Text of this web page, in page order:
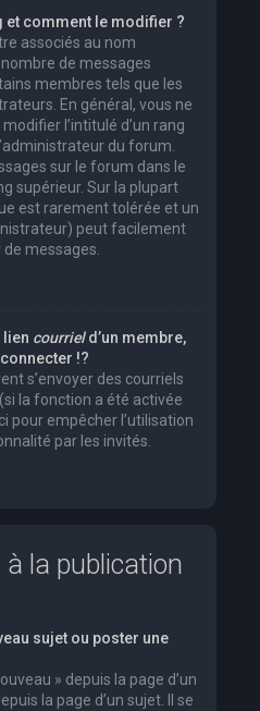
et comment le modifier ?
associés au nom
de messages
membres tels que les
En général, vous ne
l’intitulé d’un rang
du forum.
sur le forum dans le
supérieur. Sur la plupart
est rarement tolérée et un
peut facilement
messages.
lien courrield’un membre,
!?
s’envoyer des courriels
la fonction a été activée
pour empêcher l’utilisation
par les invités.
à la publication
sujet ou poster une
» depuis la page d’un
la page d’un sujet. Il se